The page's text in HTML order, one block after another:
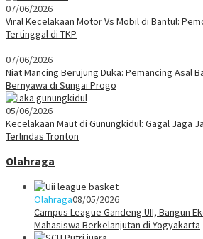
07/06/2026
Viral Kecelakaan Motor Vs Mobil di Bantul:
Tertinggal di TKP
07/06/2026
Niat Mancing Berujung Duka: Pemancing Asal
Bernyawa di Sungai Progo
05/06/2026
Kecelakaan Maut di Gunungkidul: Gagal Jaga
Terlindas Tronton
Olahraga
Olahraga08/05/2026
Campus League Gandeng UII, Bangun
Mahasiswa Berkelanjutan di Yogyakarta